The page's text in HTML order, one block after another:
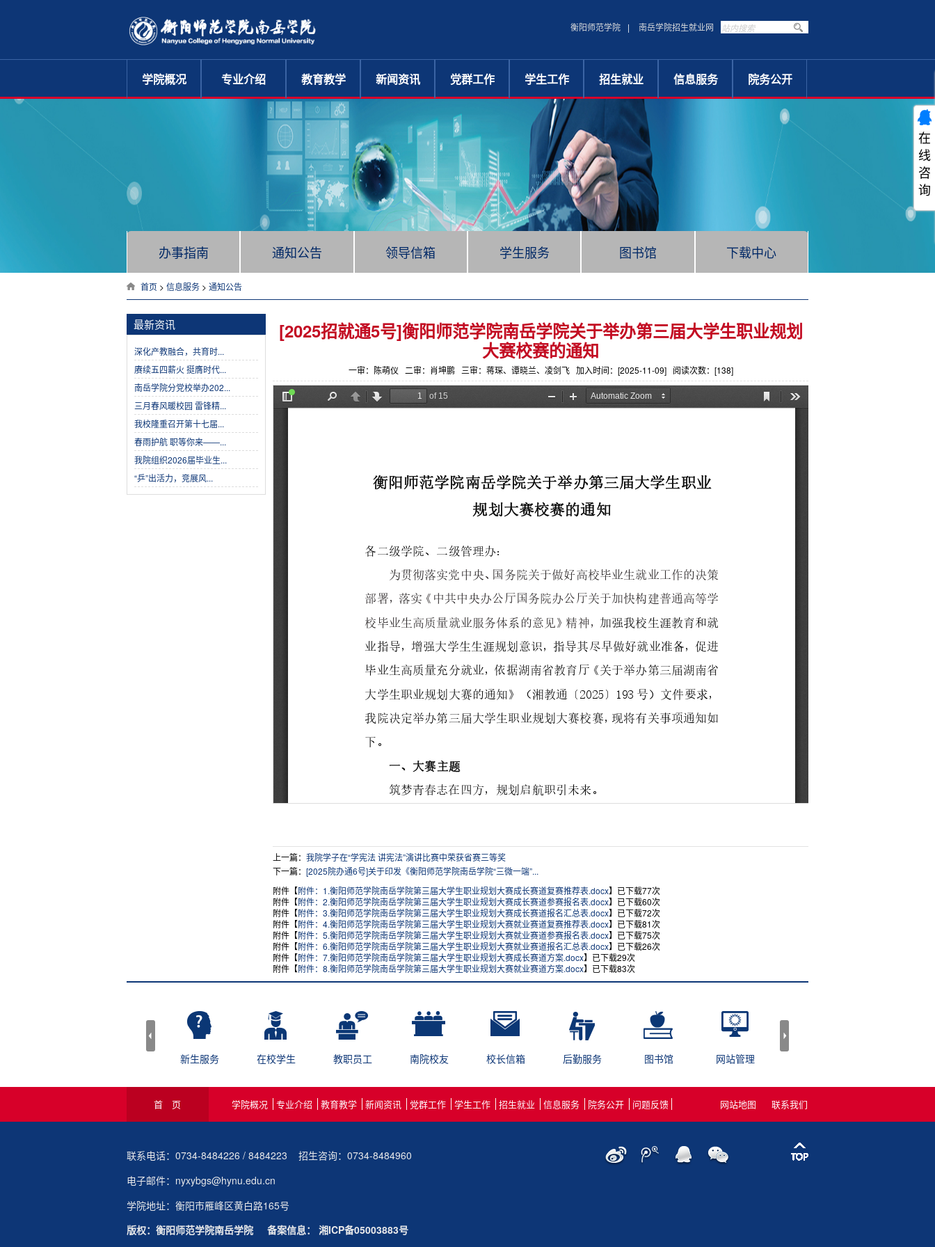
衡阳师范学院 | 南岳学院招生就业网
学院概况 专业介绍
英语
生物科学
音乐表演
计算机科学与技术
学前教育
经济学
化学
物理学
电子信息工程
财务管理
教育教学
教学动态
教学文件
教学管理
人才培养
新闻资讯
学术动态
党群工作
工会工作
共青团工作
校友会
学生工作
管理机构
规章制度
学工动态
通知通告
心理导航
学生资助
在线咨询
招生就业
招生指南
就业专栏
信息服务 院务公开
领导机构
公开目录
规章制度
工作安排
学院年度工作
公示公告
办事指南 通知公告 领导信箱 学生服务 图书馆 下载中心
首页 > 信息服务 > 通知公告
最新资讯
深化产教融合，共育时...
赓续五四薪火 挺膺时代...
南岳学院分党校举办202...
三月春风暖校园 雷锋精...
我校隆重召开第十七届...
春雨护航 职等你来——...
我院组织2026届毕业生...
“乒”出活力，竞展风...
[2025招就通5号]衡阳师范学院南岳学院关于举办第三届大学生职业规划
大赛校赛的通知
一审：陈萌仪 二审：肖坤鹏 三审：蒋琛、谭晓兰、凌剑飞 加入时间：[2025-11-09] 阅读次数：[138]
上一篇： 我院学子在“学宪法 讲宪法”演讲比赛中荣获省赛三等奖
下一篇： [2025院办通6号]关于印发《衡阳师范学院南岳学院“三微一端”...
附件【附件：1.衡阳师范学院南岳学院第三届大学生职业规划大赛成长赛道复赛推荐表.docx】已下载77次
附件【附件：2.衡阳师范学院南岳学院第三届大学生职业规划大赛成长赛道参赛报名表.docx】已下载60次
附件【附件：3.衡阳师范学院南岳学院第三届大学生职业规划大赛成长赛道报名汇总表.docx】已下载72次
附件【附件：4.衡阳师范学院南岳学院第三届大学生职业规划大赛就业赛道复赛推荐表.docx】已下载81次
附件【附件：5.衡阳师范学院南岳学院第三届大学生职业规划大赛就业赛道参赛报名表.docx】已下载75次
附件【附件：6.衡阳师范学院南岳学院第三届大学生职业规划大赛就业赛道报名汇总表.docx】已下载26次
附件【附件：7.衡阳师范学院南岳学院第三届大学生职业规划大赛成长赛道方案.docx】已下载29次
附件【附件：8.衡阳师范学院南岳学院第三届大学生职业规划大赛就业赛道方案.docx】已下载83次
新生服务 在校学生 教职员工 南院校友 校长信箱 后勤服务 图书馆 网站管理
首 页 学院概况 专业介绍 教育教学 新闻资讯 党群工作 学生工作 招生就业 信息服务 院务公开 问题反馈 网站地图 联系我们
联系电话：0734-8484226 / 8484223 招生咨询：0734-8484960
电子邮件：nyxybgs@hynu.edu.cn
学院地址：衡阳市雁峰区黄白路165号
版权：衡阳师范学院南岳学院 备案信息： 湘ICP备05003883号
在
线
咨
询